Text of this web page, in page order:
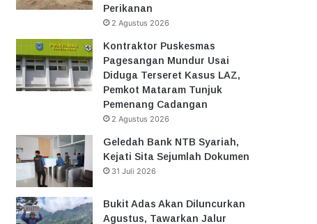
Perikanan
2 Agustus 2026
Kontraktor Puskesmas
Pagesangan Mundur Usai
Diduga Terseret Kasus LAZ,
Pemkot Mataram Tunjuk
Pemenang Cadangan
2 Agustus 2026
Geledah Bank NTB Syariah,
Kejati Sita Sejumlah Dokumen
31 Juli 2026
Bukit Adas Akan Diluncurkan
Agustus, Tawarkan Jalur